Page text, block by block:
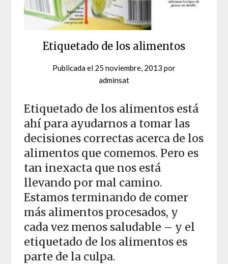
Etiquetado de los alimentos
Publicada el 25 noviembre, 2013 por
adminsat
Etiquetado de los alimentos está
ahí para ayudarnos a tomar las
decisiones correctas acerca de los
alimentos que comemos. Pero es
tan inexacta que nos está
llevando por mal camino.
Estamos terminando de comer
más alimentos procesados, y
cada vez menos saludable – y el
etiquetado de los alimentos es
parte de la culpa.